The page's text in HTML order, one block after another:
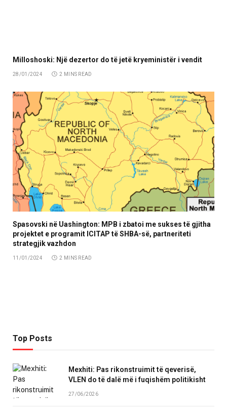
Milloshoski: Një dezertor do të jetë kryeministër i vendit
28/01/2024 2 MINS READ
Spasovski në Uashington: MPB i zbatoi me sukses të gjitha
projektet e programit ICITAP të SHBA-së, partneriteti
strategjik vazhdon
11/01/2024 2 MINS READ
Top Posts
Mexhiti: Pas rikonstruimit të qeverisë,
VLEN do të dalë më i fuqishëm politikisht
27/06/2026